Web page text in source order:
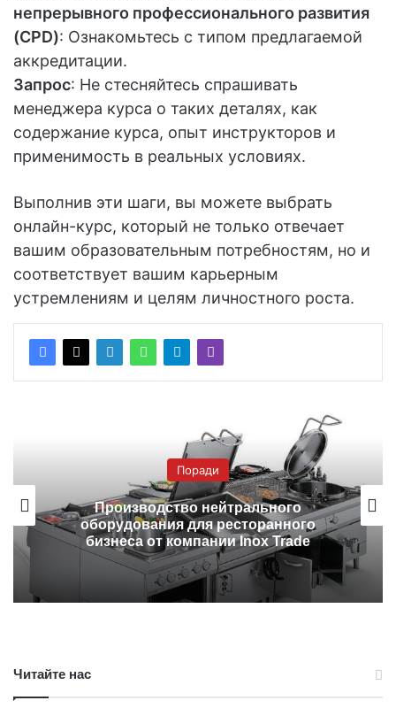
непрерывного профессионального развития
(CPD): Ознакомьтесь с типом предлагаемой
аккредитации.
Запрос: Не стесняйтесь спрашивать
менеджера курса о таких деталях, как
содержание курса, опыт инструкторов и
применимость в реальных условиях.
Выполнив эти шаги, вы можете выбрать
онлайн-курс, который не только отвечает
вашим образовательным потребностям, но и
соответствует вашим карьерным
устремлениям и целям личностного роста.
Поради
Производство нейтрального
оборудования для ресторанного
бизнеса от компании Inox Trade
Читайте нас